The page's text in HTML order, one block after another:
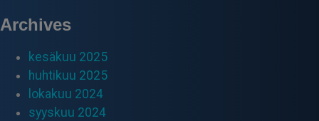
Archives
kesäkuu 2025
huhtikuu 2025
lokakuu 2024
syyskuu 2024